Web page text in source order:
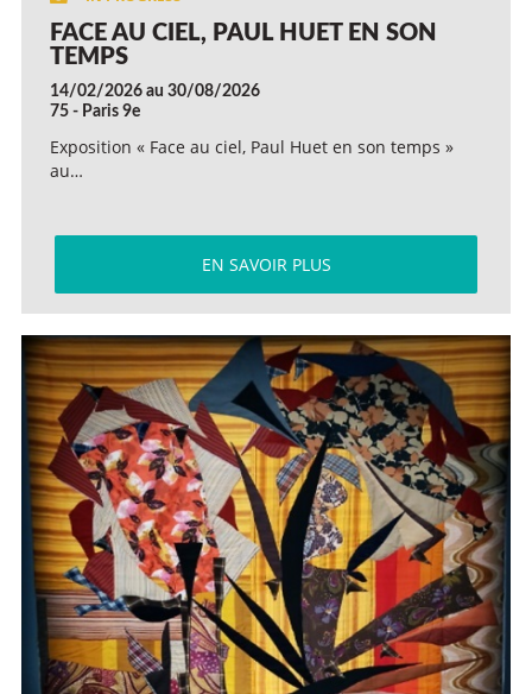
FACE AU CIEL, PAUL HUET EN SON
TEMPS
14/02/2026 au 30/08/2026
75 - Paris 9e
Exposition « Face au ciel, Paul Huet en son temps »
au…
EN SAVOIR PLUS